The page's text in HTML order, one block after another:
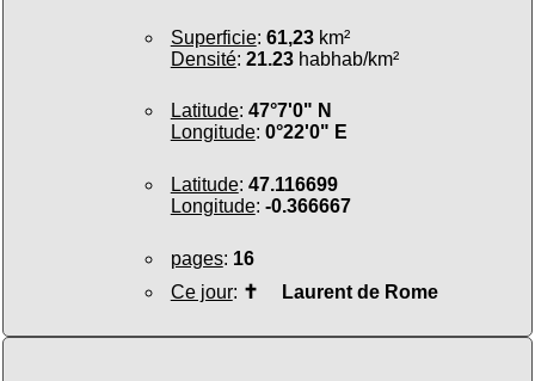
Superficie: 61,23km²
Densité: 21.23habhab/km²
Latitude: 47°7'0" N
Longitude: 0°22'0" E
Latitude: 47.116699
Longitude: -0.366667
pages: 16
Ce jour: ✝ Laurent de Rome